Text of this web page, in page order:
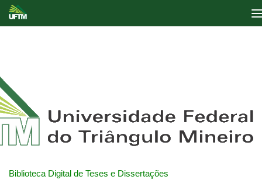
Biblioteca Digital de Teses e Dissertações